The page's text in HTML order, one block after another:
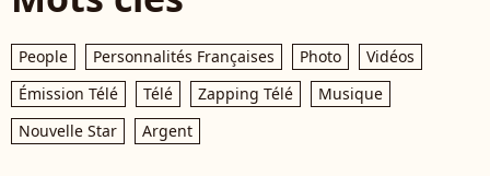
People Personnalités Françaises Photo
Vidéos
Émission Télé
Télé Zapping Télé
Musique
Nouvelle Star
Argent